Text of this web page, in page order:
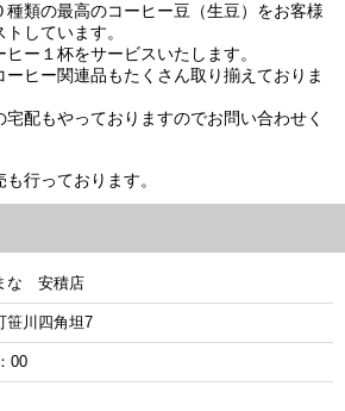
類の最高のコーヒー豆（生豆）をお客様
しています。
ー１杯をサービスいたします。
ーヒー関連品もたくさん取り揃えておりま
配もやっておりますのでお問い合わせく
行っております。
な 安積店
笹川四角坦7
00